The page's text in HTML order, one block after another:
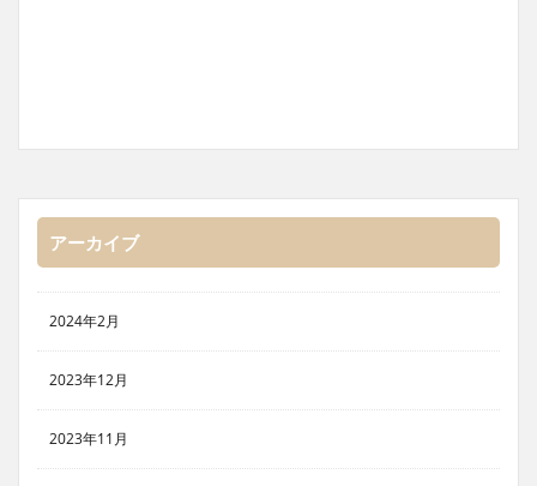
アーカイブ
2024年2月
2023年12月
2023年11月